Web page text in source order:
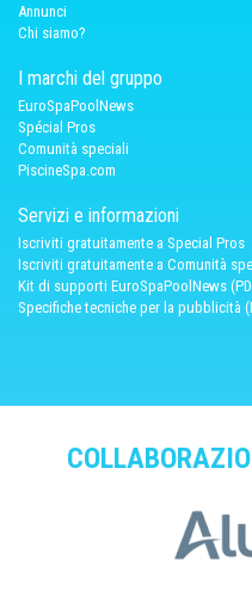
Annunci
Chi siamo?
I marchi del gruppo
EuroSpaPoolNews
Spécial Pros
Comunità speciali
PiscineSpa.com
Servizi e informazioni
Iscriviti gratuitamente a Special Pros
Iscriviti gratuitamente a Comunità
Kit di supporti EuroSpaPoolNews
Specifiche tecniche per la pubblicità